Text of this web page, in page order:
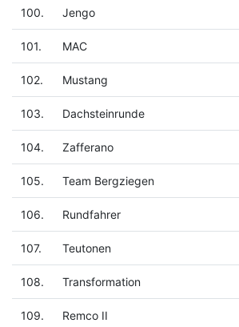
100. Jengo
101. MAC
102. Mustang
103. Dachsteinrunde
104. Zafferano
105. Team Bergziegen
106. Rundfahrer
107. Teutonen
108. Transformation
109. Remco II